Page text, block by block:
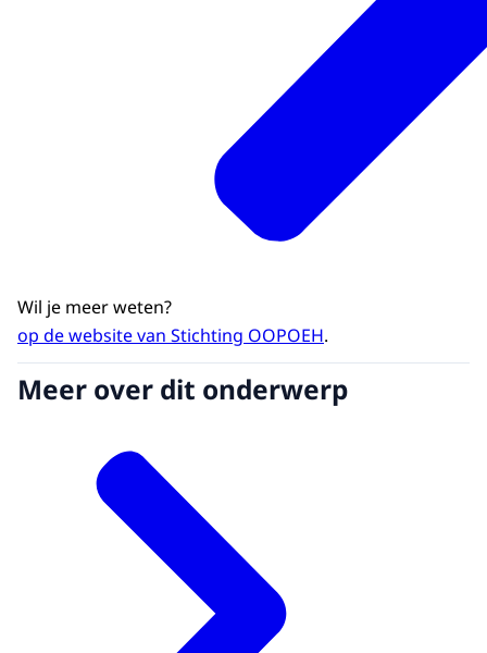
Wil je meer weten?
op de website van Stichting OOPOEH.
Meer over dit onderwerp